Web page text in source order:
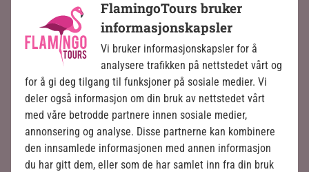
Old Delhi og New Delhi
Jaipur
Fatehpur Sikri
Agra Fort
Inkludert i prisen
9 dager
FlamingoTours bruker
informasjonskapsler
Vi bruker informasjonskapsler for å
analysere trafikken på nettstedet vårt og
for å gi deg tilgang til funksjoner på sosiale medier. Vi
deler også informasjon om din bruk av nettstedet vårt
med våre betrodde partnere innen sosiale medier,
annonsering og analyse. Disse partnerne kan kombinere
den innsamlede informasjonen med annen informasjon
du har gitt dem, eller som de har samlet inn fra din bruk